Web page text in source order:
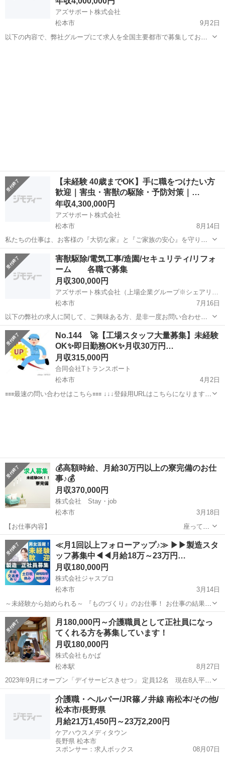
アズサポート株式会社
松本市
9月2日
以下の内容で、弊社グループにて求人を全国主要都市で募集しており
【未経験 40歳までOK】手に職をつけたい方
歓迎｜害虫・害獣の駆除・予防対策｜…
年収4,300,000円
アズサポート株式会社
松本市
8月14日
私たちの仕事は、お客様の『大切な家』と『ご家族の安心』を守り抜
くこと。年々増加する害虫・害獣被害に対応し、お客様のSOSに迅速
に応える体制を整えています。 ★業務内容★ 私たちの仕事は、お客様
の不安を根本から解消する...
長野 松本市 その他 害獣
害獣駆除/電気工事/造園/セキュリティ/リフォ
ーム 各職で募集
月収300,000円
松本市
7月16日
以下の弊社の求人に関して、ご興味ある方、是非一度お問い合わせく
ださい。 ・色々な職種が弊社あり怪しむ方も多いかもしれませんが、
弊社が「日本で急成長の便利屋グループ」を 運営しているためです。
・派遣会社や個人事業と...
長野 松本市 その他 40歳
No.144 🚀【工場スタッフ大量募集】未経験
OK✨即日勤務OK✨月収30万円…
月収315,000円
合同会社Tトランスポート
松本市
4月2日
🟰🟰🟰最速の問い合わせはこちら🟰🟰🟰 ↓↓↓登録用URLはこちらになります
💰高額時給、月給30万円以上の寮完備のお仕
事♪💰
月収370,000円
株式会社 Stay・job
松本市
3月18日
【お仕事内容】 座って
楽々♪ ①医療品の外観検査の簡単な 🌟ここが注目ポイント🌟 ★未経験
からのスタートも大歓迎！ ★20代30代40代の男女活躍中！ ★寮費無
料♪ ...
長野 松本市 その他 未経験
≪月1回以上フォローアップ♪≫ ▶▶製造スタ
ッフ募集中◀◀月給18万～23万円…
月収180,000円
株式会社ジャスプロ
松本市
3月14日
～未経験から始められる～ 『ものづくり』のお仕事！ お仕事の結果が
目に見えるからこその 達成感ややりがいも♪ 入社後に専門的な知識や
スキルを 身に付けることができます。 ◼︎こんな方にもおすすめで...
長野 松本市 未経験
月180,000円～介護職員として正社員になっ
てくれる方を募集しています！
月収180,000円
株式会社もかば
松本駅
8月27日
2023年9月にオープン「デイサービスきせつ」 定員12名 現在8人平
均 支援～介護2までの方が利用 レクリエーション内容 ・みんなでイ
オンモールに買い物や外食 ・紐のカーテンを制作 ・昼食作りでお
好み焼き ・散歩に...
松本駅 その他 デイサービス
介護職・ヘルパー/JR篠ノ井線 南松本/その他/
松本市/長野県
月給21万1,450円～23万2,200円
ケアハウスメディタウン
長野県 松本市
スポンサー：求人ボックス
08月07日